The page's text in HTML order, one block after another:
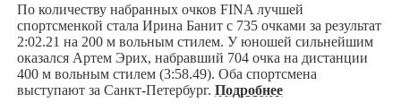
По количеству набранных очков FINA лучшей
спортсменкой стала Ирина Банит с 735 очками за результат
2:02.21 на 200 м вольным стилем. У юношей сильнейшим
оказался Артем Эрих, набравший 704 очка на дистанции
400 м вольным стилем (3:58.49). Оба спортсмена
выступают за Санкт-Петербург. Подробнее